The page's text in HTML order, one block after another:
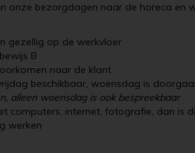
onze bezorgdagen naar de horeca en
gezellig op de werkvloer
B
naar de klant
beschikbaar, woensdag is
alleen woensdag is ook bespreekbaar
computers, internet, fotografie, dan is
werken